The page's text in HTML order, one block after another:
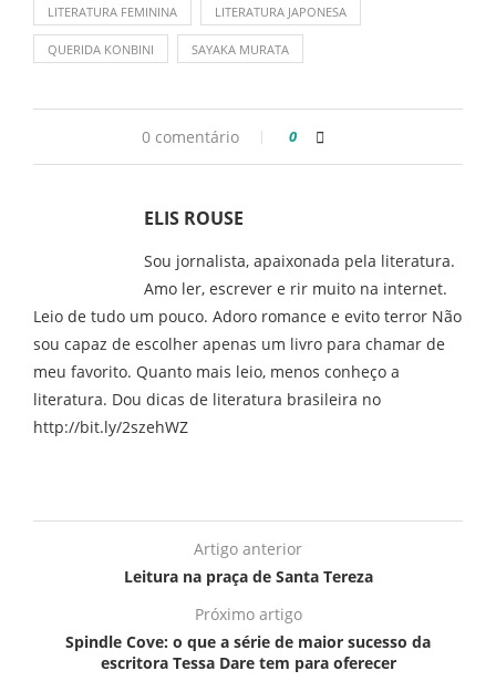
LITERATURA FEMININA LITERATURA JAPONESA
QUERIDA KONBINI SAYAKA MURATA
0 comentário 0
ELIS ROUSE
Sou jornalista, apaixonada pela literatura.
Amo ler, escrever e rir muito na internet.
Leio de tudo um pouco. Adoro romance e evito terror Não
sou capaz de escolher apenas um livro para chamar de
meu favorito. Quanto mais leio, menos conheço a
literatura. Dou dicas de literatura brasileira no
http://bit.ly/2szehWZ
Artigo anterior
Leitura na praça de Santa Tereza
Próximo artigo
Spindle Cove: o que a série de maior sucesso da
escritora Tessa Dare tem para oferecer